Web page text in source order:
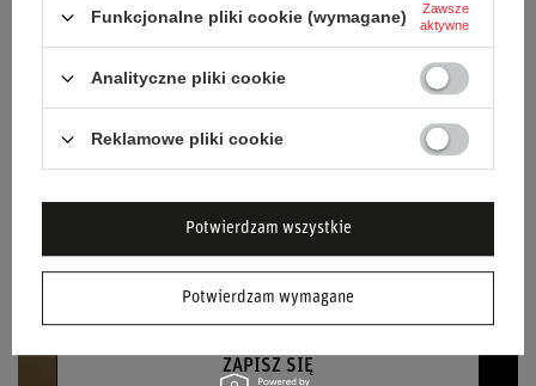
Bądź na bieżąco i zapisz się do naszego
Podaj swój adres e-mail
Wyrażam zgodę na przetwarzanie moich
danych osobowych (adres e-mail) na potrzeby
(marketing). Więcej wpolityce prywatności.
ZAPISZ SIĘ
Funkcjonalne pliki cookie (wymagane)
Zawsze
aktywne
Analityczne pliki cookie
Reklamowe pliki cookie
Potwierdzam wymagane
Potwierdzam wszystkie